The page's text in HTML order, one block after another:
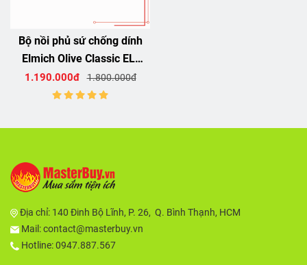
Bộ nồi phủ sứ chống dính
Elmich Olive Classic EL-
5231OV01
1.190.000đ 1.800.000đ
Địa chỉ: 140 Đinh Bộ Lĩnh, P. 26, Q. Bình Thạnh, HCM
Mail:contact@masterbuy.vn
Hotline: 0947.887.567